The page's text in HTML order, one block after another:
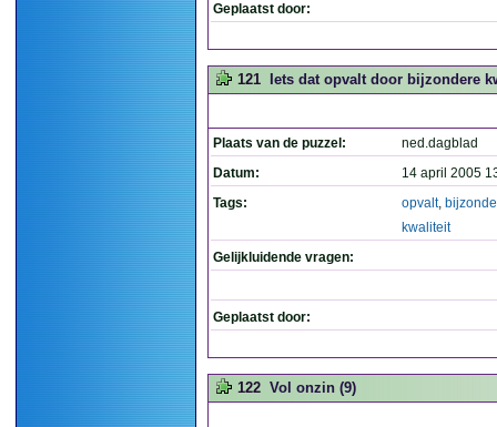
Geplaatst door:
121 Iets dat opvalt door bijzondere
Plaats van de puzzel:
ned.dagblad
Datum:
14 april 2005
Tags:
opvalt,
kwaliteit
Gelijkluidende vragen:
Geplaatst door:
122 Vol onzin (9)